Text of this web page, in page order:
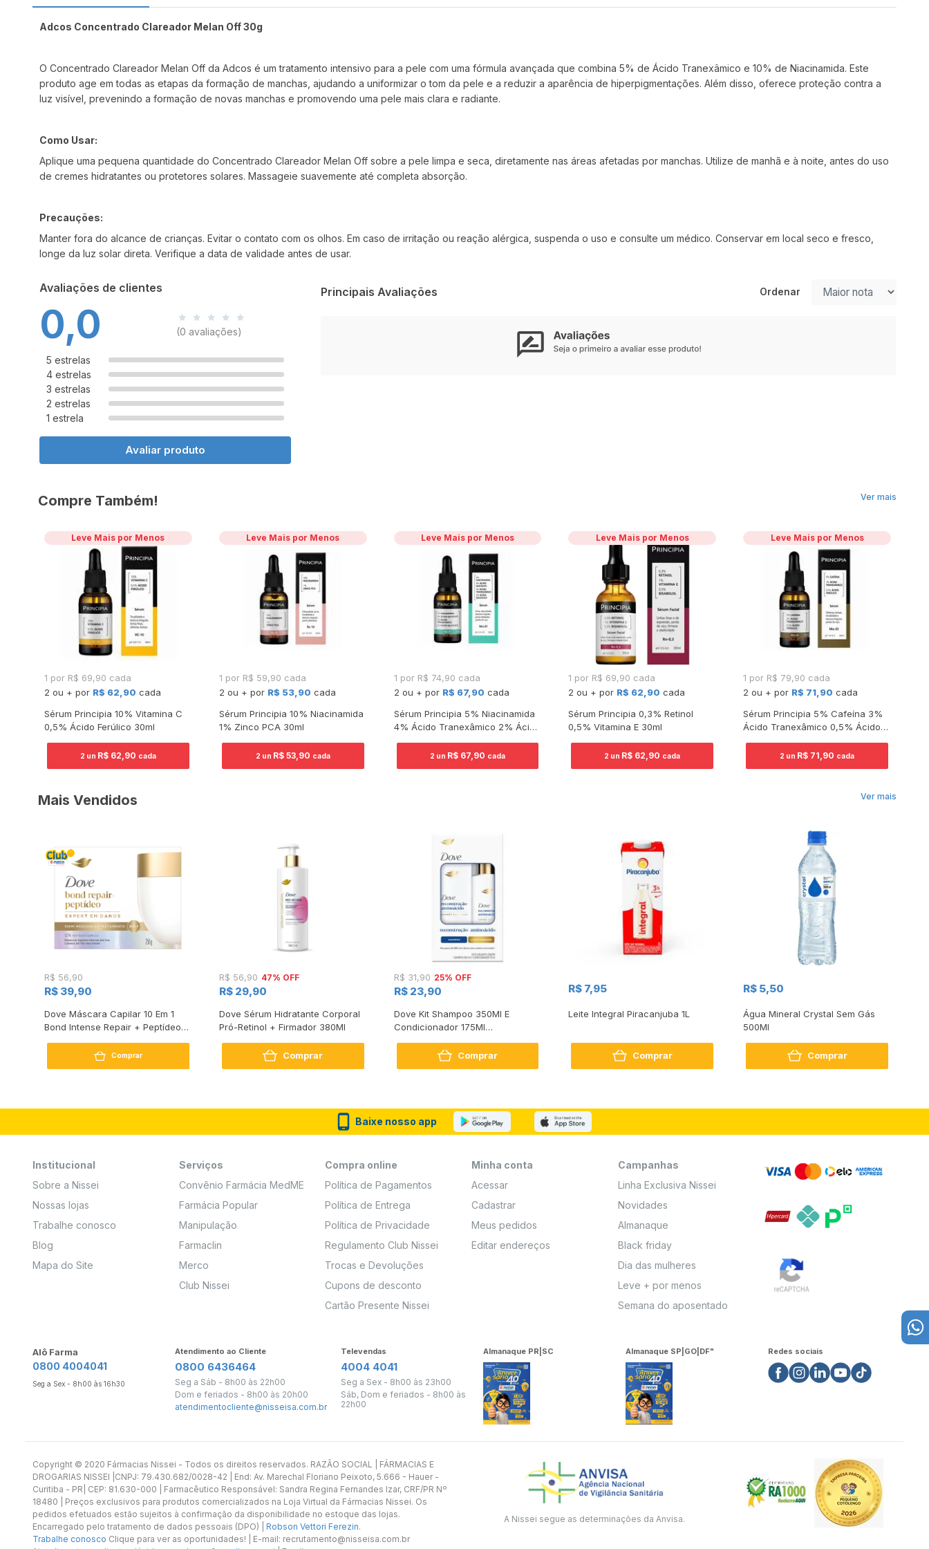
Adcos Concentrado Clareador Melan Off 30g
O Concentrado Clareador Melan Off da Adcos é um tratamento intensivo para a pele com uma fórmula avançada que combina 5% de Ácido Tranexâmico e 10% de Niacinamida. Este
produto age em todas as etapas da formação de manchas, ajudando a uniformizar o tom da pele e a reduzir a aparência de hiperpigmentações. Além disso, oferece proteção contra a
luz visível, prevenindo a formação de novas manchas e promovendo uma pele mais clara e radiante.
Como Usar:
Aplique uma pequena quantidade do Concentrado Clareador Melan Off sobre a pele limpa e seca, diretamente nas áreas afetadas por manchas. Utilize de manhã e à noite, antes do uso
de cremes hidratantes ou protetores solares. Massageie suavemente até completa absorção.
Precauções:
Manter fora do alcance de crianças. Evitar o contato com os olhos. Em caso de irritação ou reação alérgica, suspenda o uso e consulte um médico. Conservar em local seco e fresco,
longe da luz solar direta. Verifique a data de validade antes de usar.
Avaliações de clientes
0,0 (0 avaliações)
5 estrelas
4 estrelas
3 estrelas
2 estrelas
1 estrela
Avaliar produto
Principais Avaliações Ordenar
Ver mais
Compre Também!
Leve Mais por Menos
1 por R$ 69,90 cada
2 ou + por R$ 62,90 cada
Sérum Principia 10% Vitamina C
0,5% Ácido Ferúlico 30ml
2 un R$ 62,90 cada
Leve Mais por Menos
1 por R$ 59,90 cada
2 ou + por R$ 53,90 cada
Sérum Principia 10% Niacinamida
1% Zinco PCA 30ml
2 un R$ 53,90 cada
Leve Mais por Menos
1 por R$ 74,90 cada
2 ou + por R$ 67,90 cada
Sérum Principia 5% Niacinamida
4% Ácido Tranexâmico 2% Ácido
Salicílico 30ml
2 un R$ 67,90 cada
Leve Mais por Menos
1 por R$ 69,90 cada
2 ou + por R$ 62,90 cada
Sérum Principia 0,3% Retinol
0,5% Vitamina E 30ml
2 un R$ 62,90 cada
Leve Mais por Menos
1 por R$ 79,90 cada
2 ou + por R$ 71,90 cada
Sérum Principia 5% Cafeína 3%
Ácido Tranexâmico 0,5% Ácido
Ferúlico 30ml
2 un R$ 71,90 cada
Ver mais
Mais Vendidos
R$ 56,90
R$ 39,90
Dove Máscara Capilar 10 Em 1
Bond Intense Repair + Peptídeo
Comprar
R$ 56,90 47% OFF
R$ 29,90
Dove Sérum Hidratante Corporal
Pró-Retinol + Firmador 380Ml
Comprar
R$ 31,90 25% OFF
R$ 23,90
Dove Kit Shampoo 350Ml E
Condicionador 175Ml
Comprar
R$ 7,95
Leite Integral Piracanjuba 1L
Comprar
R$ 5,50
Água Mineral Crystal Sem Gás
500Ml
Comprar
Baixe nosso app
Institucional
Sobre a Nissei
Nossas lojas
Trabalhe conosco
Blog
Mapa do Site
Serviços
Convênio Farmácia MedME
Farmácia Popular
Manipulação
Farmaclin
Merco
Club Nissei
Compra online
Política de Pagamentos
Política de Entrega
Política de Privacidade
Regulamento Club Nissei
Trocas e Devoluções
Cupons de desconto
Cartão Presente Nissei
Minha conta
Acessar
Cadastrar
Meus pedidos
Editar endereços
Campanhas
Linha Exclusiva Nissei
Novidades
Almanaque
Black friday
Dia das mulheres
Leve + por menos
Semana do aposentado
Alô Farma
0800 4004041
Seg a Sex - 8h00 às 16h30
Atendimento ao Cliente
0800 6436464
Seg a Sáb - 8h00 às 22h00
Dom e feriados - 8h00 às 20h00
atendimentocliente@nisseisa.com.br
Televendas
4004 4041
Seg a Sex - 8h00 às 23h00
Sáb, Dom e feriados - 8h00 às
22h00
Almanaque PR|SC Almanaque SP|GO|DF" Redes sociais
Copyright ©️ 2020 Fármacias Nissei - Todos os direitos reservados. RAZÃO SOCIAL | FÁRMACIAS E
DROGARIAS NISSEI |CNPJ: 79.430.682/0028-42 | End: Av. Marechal Floriano Peixoto, 5.666 - Hauer -
Curitiba - PR| CEP: 81.630-000 | Farmacêutico Responsável: Sandra Regina Fernandes Izar, CRF/PR Nº
18480 | Preços exclusivos para produtos comercializados na Loja Virtual da Fármacias Nissei. Os
pedidos efetuados estão sujeitos à confirmação da disponibilidade no estoque das lojas.
Encarregado pelo tratamento de dados pessoais (DPO) | Robson Vettori Ferezin.
Trabalhe conosco Clique para ver as oportunidades! | E-mail: recrutamento@nisseisa.com.br
A Nissei segue as determinações da Anvisa.